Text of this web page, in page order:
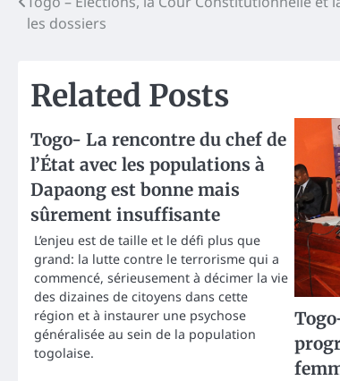
Post
les dossiers
Related Posts
Togo- La rencontre du chef de
l’État avec les populations à
Dapaong est bonne mais
sûrement insuffisante
L’enjeu est de taille et le défi plus que
grand: la lutte contre le terrorisme qui a
commencé, sérieusement à décimer la vie
des dizaines de citoyens dans cette
région et à instaurer une psychose
généralisée au sein de la population
togolaise.